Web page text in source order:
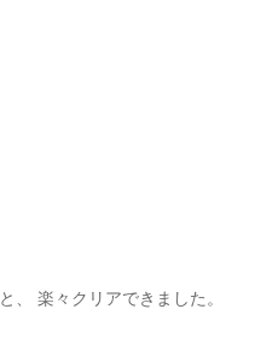
、 楽々クリアできました。